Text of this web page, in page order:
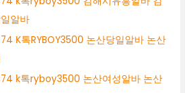
알바
K톡RYBOY3500 논산당일알바 논산
k톡ryboy3500 논산여성알바 논산